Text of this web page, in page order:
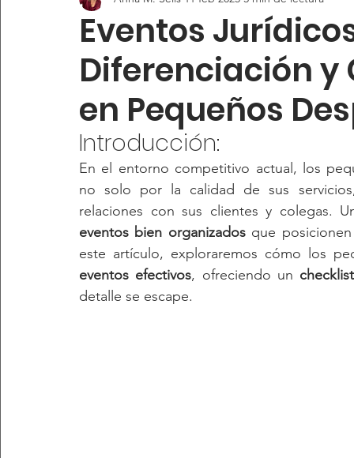
Eventos
Diferenciación
en Pequeños
Introducción:
En el entorno competitivo actual, los
no solo por la calidad de sus
eventos bien organizados que posicionen
este artículo, exploraremos cómo los
eventos efectivos, ofreciendo un
detalle se escape.